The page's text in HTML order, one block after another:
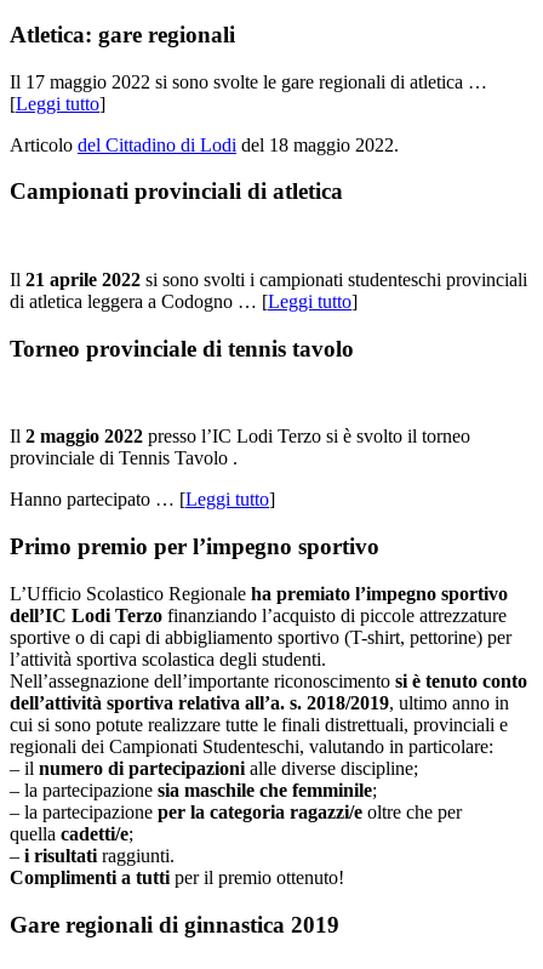
Atletica: gare regionali
Il 17 maggio 2022 si sono svolte le gare regionali di atletica …
[Leggi tutto]
Articolo del Cittadino di Lodi del 18 maggio 2022.
Campionati provinciali di atletica
Il 21 aprile 2022 si sono svolti i campionati studenteschi provinciali
di atletica leggera a Codogno … [Leggi tutto]
Torneo provinciale di tennis tavolo
Il 2 maggio 2022 presso l’IC Lodi Terzo si è svolto il torneo
provinciale di Tennis Tavolo .
Hanno partecipato … [Leggi tutto]
Primo premio per l’impegno sportivo
L’Ufficio Scolastico Regionale ha premiato l’impegno sportivo
dell’IC Lodi Terzo finanziando l’acquisto di piccole attrezzature
sportive o di capi di abbigliamento sportivo (T-shirt, pettorine) per
l’attività sportiva scolastica degli studenti.
Nell’assegnazione dell’importante riconoscimento si è tenuto conto
dell’attività sportiva relativa all’a. s. 2018/2019, ultimo anno in
cui si sono potute realizzare tutte le finali distrettuali, provinciali e
regionali dei Campionati Studenteschi, valutando in particolare:
– il numero di partecipazioni alle diverse discipline;
– la partecipazione sia maschile che femminile;
– la partecipazione per la categoria ragazzi/e oltre che per
quella cadetti/e;
– i risultati raggiunti.
Complimenti a tutti per il premio ottenuto!
Gare regionali di ginnastica 2019